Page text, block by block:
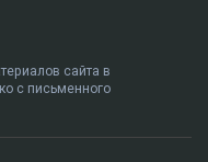
сайта в
с письменного